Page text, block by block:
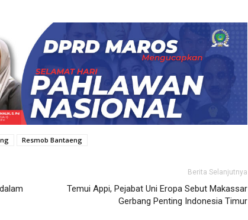
Resmob Bantaeng
Berita Selanjutnya
Temui Appi, Pejabat Uni Eropa Sebut Makassar
Gerbang Penting Indonesia Timur